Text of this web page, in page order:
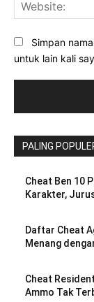
Simpan
untuk lain kali
PALING
Cheat Ben 10
Karakter,
Daftar Cheat
Menang
Cheat
Ammo Tak